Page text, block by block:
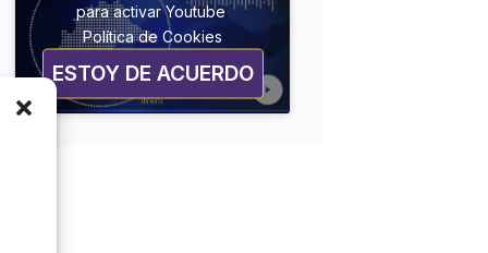
para activar Youtube
Política de Cookies
ESTOY DE ACUERDO